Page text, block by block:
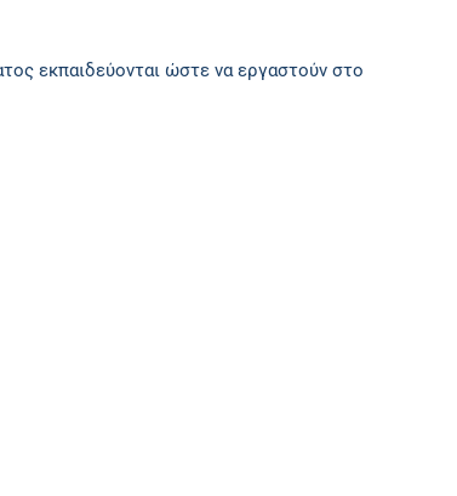
εκπαιδεύονται ώστε να εργαστούν στο